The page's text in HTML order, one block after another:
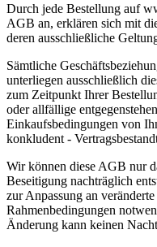
Durch jede Bestellung auf
AGB an, erklären sich mit
deren ausschließliche
Sämtliche
unterliegen ausschließlich
zum Zeitpunkt Ihrer
oder allfällige
Einkaufsbedingungen von
konkludent -
Wir können diese AGB nur
Beseitigung nachträglich
zur Anpassung an
Rahmenbedingungen
Änderung kann keinen